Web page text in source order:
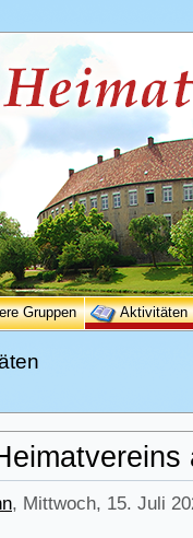
Gruppen Aktivitäten
, Mittwoch, 15. Juli